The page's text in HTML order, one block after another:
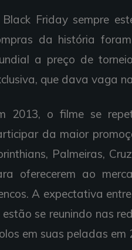
Friday sempre
da história
a preço de
que dava vaga
2013, o filme se
da maior
Palmeiras,
oferecerem ao
A expectativa
se reunindo nas
em suas peladas em